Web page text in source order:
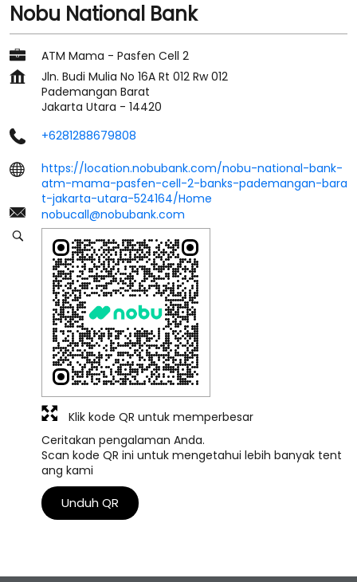
Nobu National Bank
ATM Mama - Pasfen Cell 2
Jln. Budi Mulia No 16A Rt 012 Rw 012
Pademangan Barat
Jakarta Utara - 14420
+6281288679808
https://location.nobubank.com/nobu-national-bank-
atm-mama-pasfen-cell-2-banks-pademangan-bara
t-jakarta-utara-524164/Home
nobucall@nobubank.com
Ceritakan pengalaman Anda.
Scan kode QR ini untuk mengetahui lebih banyak tent
ang kami
Unduh QR
Klik kode QR untuk memperbesar